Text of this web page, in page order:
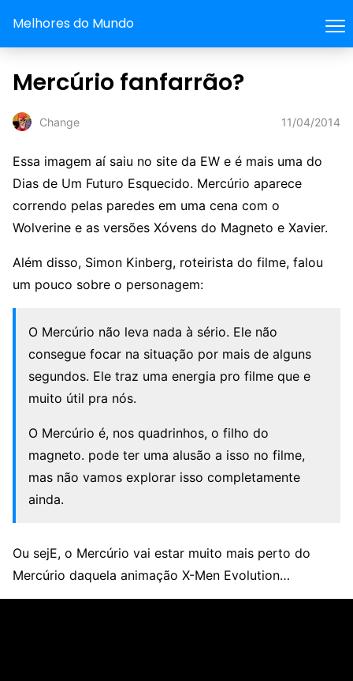
Melhores do Mundo
Mercúrio fanfarrão?
Change 11/04/2014
Essa imagem aí saiu no site da EW e é mais uma do
Dias de Um Futuro Esquecido. Mercúrio aparece
correndo pelas paredes em uma cena com o
Wolverine e as versões Xóvens do Magneto e Xavier.
Além disso, Simon Kinberg, roteirista do filme, falou
um pouco sobre o personagem:
O Mercúrio não leva nada à sério. Ele não
consegue focar na situação por mais de alguns
segundos. Ele traz uma energia pro filme que e
muito útil pra nós.
O Mercúrio é, nos quadrinhos, o filho do
magneto. pode ter uma alusão a isso no filme,
mas não vamos explorar isso completamente
ainda.
Ou sejE, o Mercúrio vai estar muito mais perto do
Mercúrio daquela animação X-Men Evolution…